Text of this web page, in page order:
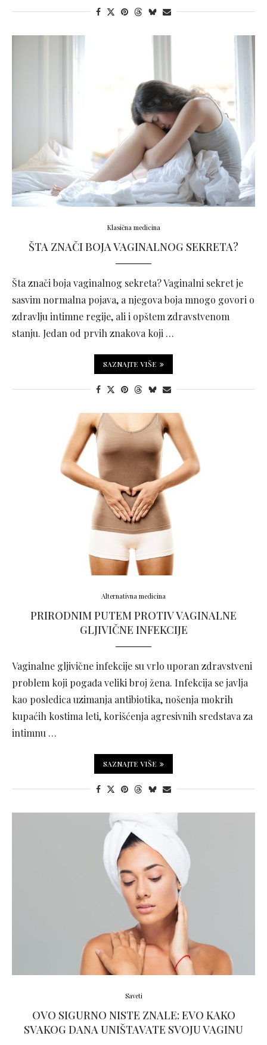
Klasična medicina
ŠTA ZNAČI BOJA VAGINALNOG SEKRETA?
Šta znači boja vaginalnog sekreta? Vaginalni sekret je
sasvim normalna pojava, a njegova boja mnogo govori o
zdravlju intimne regije, ali i opštem zdravstvenom
stanju. Jedan od prvih znakova koji …
SAZNAJTE VIŠE
Alternativna medicina
PRIRODNIM PUTEM PROTIV VAGINALNE
GLJIVIČNE INFEKCIJE
Vaginalne gljivične infekcije su vrlo uporan zdravstveni
problem koji pogađa veliki broj žena. Infekcija se javlja
kao posledica uzimanja antibiotika, nošenja mokrih
kupaćih kostima leti, korišćenja agresivnih sredstava za
intimnu …
SAZNAJTE VIŠE
Saveti
OVO SIGURNO NISTE ZNALE: EVO KAKO
SVAKOG DANA UNIŠTAVATE SVOJU VAGINU